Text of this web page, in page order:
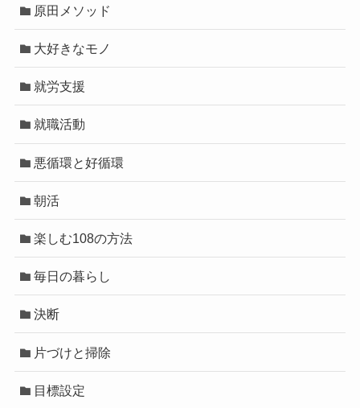
原田メソッド
大好きなモノ
就労支援
就職活動
悪循環と好循環
朝活
楽しむ108の方法
毎日の暮らし
決断
片づけと掃除
目標設定